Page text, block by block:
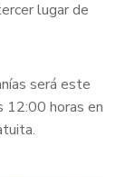
lugar de
será este
12:00 horas en